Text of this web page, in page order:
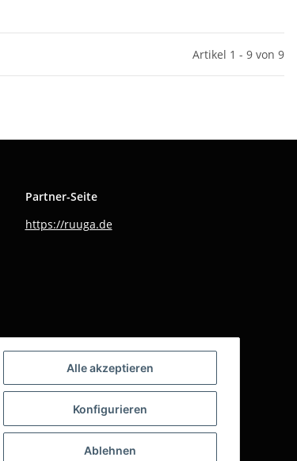
Alle akzeptieren
Konfigurieren
Ablehnen
Artikel 1 - 9 von 9
Partner-Seite
https://ruuga.de